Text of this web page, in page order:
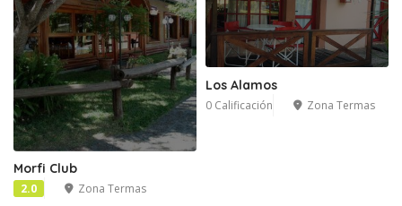
Morfi Club
2.0 Zona Termas
Los Alamos
0 Calificación Zona Termas